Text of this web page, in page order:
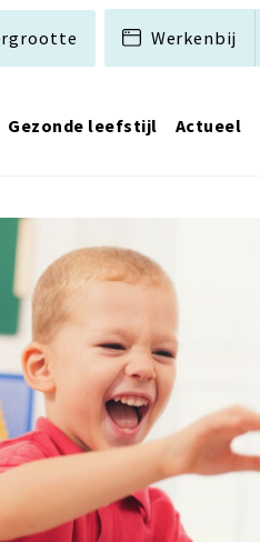
Werkenbij
Gezonde leefstijl Actueel